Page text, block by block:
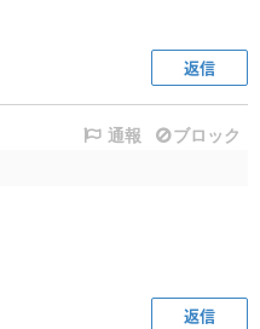
返信
通報 ブロック
返信